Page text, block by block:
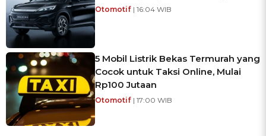
Otomotif | 16:04 WIB
5 Mobil Listrik Bekas Termurah yang
Cocok untuk Taksi Online, Mulai
Rp100 Jutaan
Otomotif | 17:00 WIB